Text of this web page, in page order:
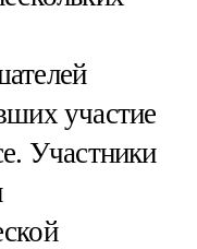
участие
Участники